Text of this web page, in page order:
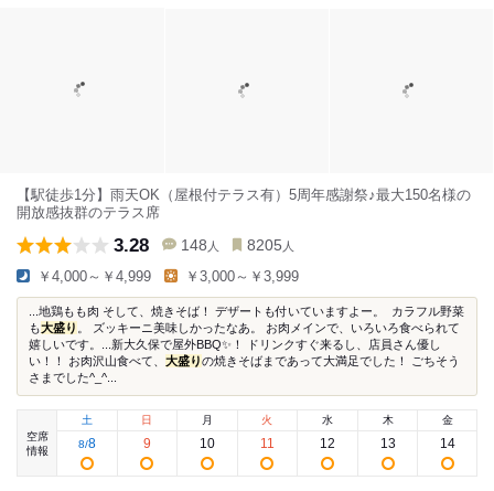
【駅徒歩1分】雨天OK（屋根付テラス有）5周年感謝祭♪最大150名様の
開放感抜群のテラス席
3.28 148 人 8205 人
￥4,000～￥4,999 ￥3,000～￥3,999
...地鶏もも肉 そして、焼きそば！ デザートも付いていますよー。 ⁡ カラフル野菜
も大盛り
。 ズッキーニ美味しかったなあ。 お肉メインで、いろいろ食べられて
嬉しいです。...新大久保で屋外BBQ✨！ ドリンクすぐ来るし、店員さん優し
い！！ お肉沢山食べて、 大盛りの焼きそばまであって大満足でした！ ごちそう
さまでした^_^...
空席
情報
土
8/8
日
9
月
10
火
11
水
12
木
13
金
14